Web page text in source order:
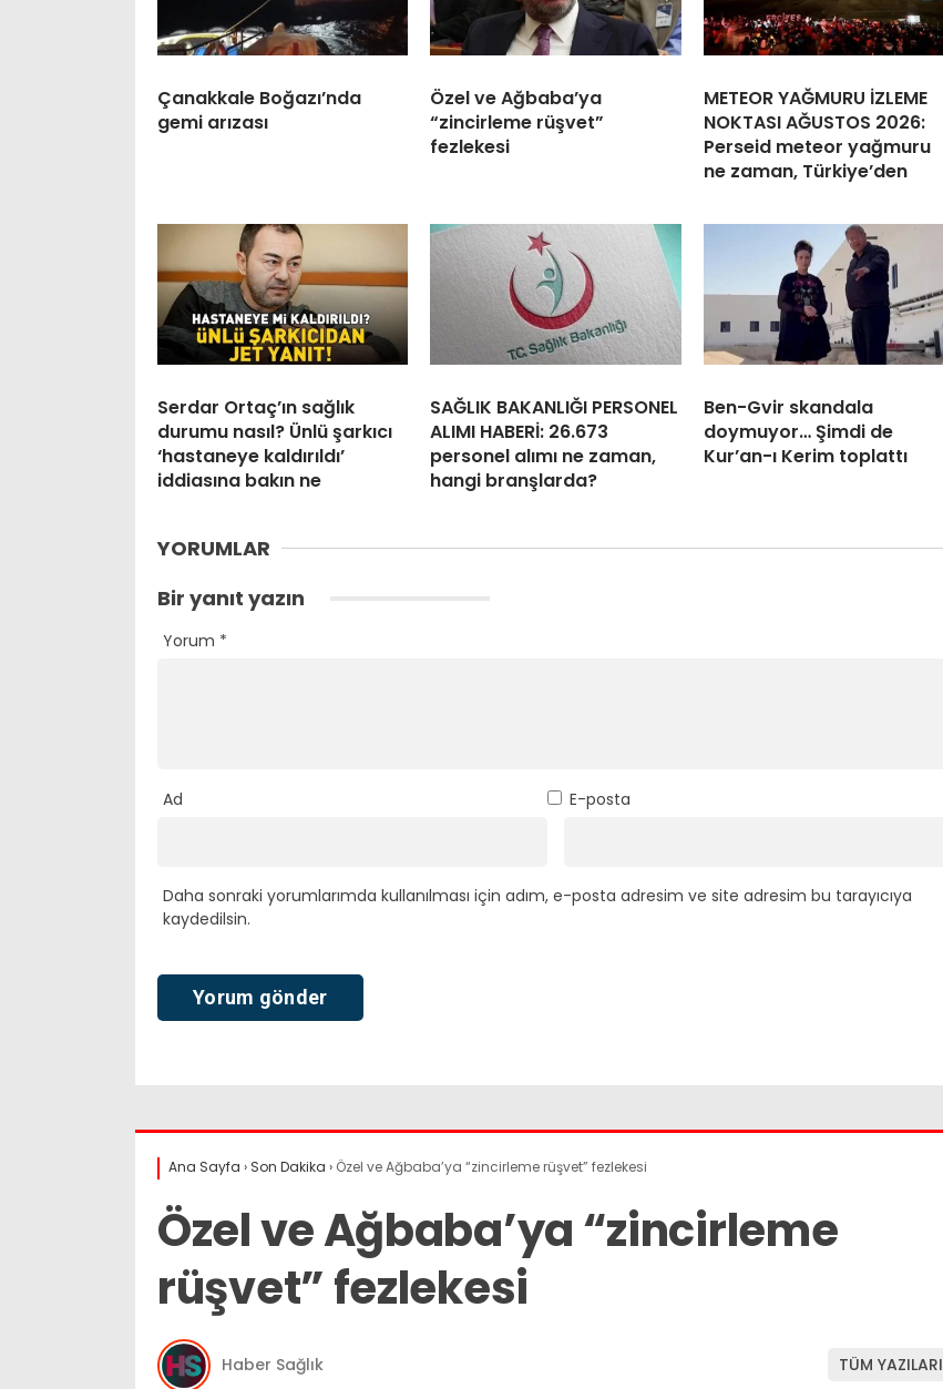
Çanakkale Boğazı’nda
gemi arızası
Özel ve Ağbaba’ya
“zincirleme rüşvet”
fezlekesi
METEOR YAĞMURU İZLEME
NOKTASI AĞUSTOS 2026:
Perseid meteor yağmuru
ne zaman, Türkiye’den
Serdar Ortaç’ın sağlık
durumu nasıl? Ünlü şarkıcı
‘hastaneye kaldırıldı’
iddiasına bakın ne
SAĞLIK BAKANLIĞI PERSONEL
ALIMI HABERİ: 26.673
personel alımı ne zaman,
hangi branşlarda?
Ben-Gvir skandala
doymuyor… Şimdi de
Kur’an-ı Kerim toplattı
YORUMLAR
Bir yanıt yazın
Yorum *
Ad E-posta
Daha sonraki yorumlarımda kullanılması için adım, e-posta adresim ve site adresim bu tarayıcıya
kaydedilsin.
Ana Sayfa › Son Dakika › Özel ve Ağbaba’ya “zincirleme rüşvet” fezlekesi
Özel ve Ağbaba’ya “zincirleme
rüşvet” fezlekesi
Haber Sağlık TÜM YAZILARI